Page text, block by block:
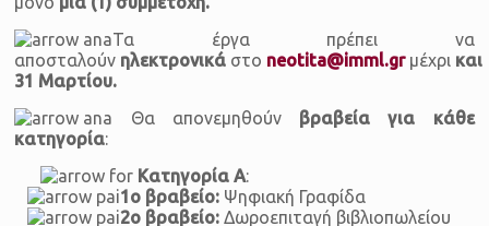
Τα έργα πρέπει να
αποσταλούν ηλεκτρονικά στο neotita@imml.gr μέχρι και
31 Μαρτίου.
Θα απονεμηθούν βραβεία για κάθε
κατηγορία:
Κατηγορία Α:
1ο βραβείο: Ψηφιακή Γραφίδα
2ο βραβείο: Δωροεπιταγή βιβλιοπωλείου